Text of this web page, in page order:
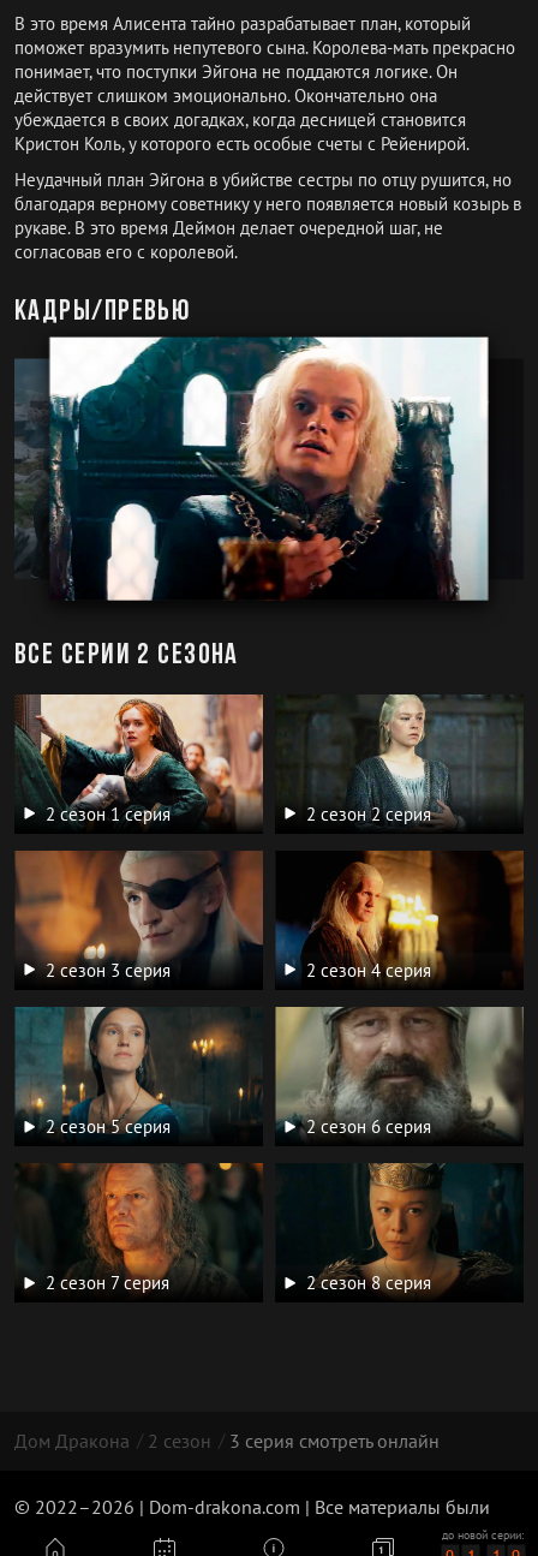
до новой серии:
В это время Алисента тайно разрабатывает план, который
поможет вразумить непутевого сына. Королева-мать прекрасно
понимает, что поступки Эйгона не поддаются логике. Он
действует слишком эмоционально. Окончательно она
убеждается в своих догадках, когда десницей становится
Кристон Коль, у которого есть особые счеты с Рейенирой.
Неудачный план Эйгона в убийстве сестры по отцу рушится, но
благодаря верному советнику у него появляется новый козырь в
рукаве. В это время Деймон делает очередной шаг, не
согласовав его с королевой.
Кадры/превью
Все серии 2 сезона
2 сезон 1 серия 2 сезон 2 серия
2 сезон 3 серия 2 сезон 4 серия
2 сезон 5 серия 2 сезон 6 серия
2 сезон 7 серия 2 сезон 8 серия
Дом Дракона 2 сезон 3 серия смотреть онлайн
© 2022–2026 | Dom-drakona.com | Все материалы были
взяты из публичного доступа и несут информативный